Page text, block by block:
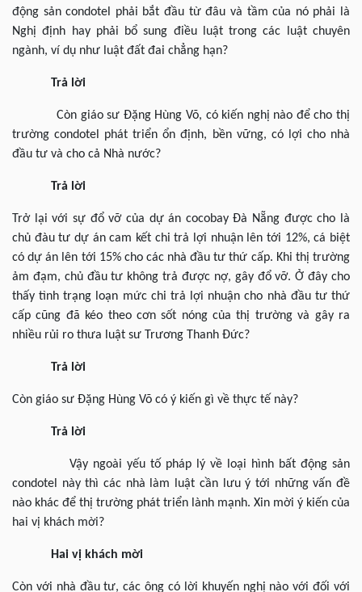
động sản condotel phải bắt đầu từ đâu và tầm của nó phải là
Nghị định hay phải bổ sung điều luật trong các luật chuyên
ngành, ví dụ như luật đất đai chẳng hạn?
Trả lời
Còn giáo sư Đặng Hùng Võ, có kiến nghị nào để cho thị
trường condotel phát triển ổn định, bền vững, có lợi cho nhà
đầu tư và cho cả Nhà nước?
Trả lời
Trở lại với sự đổ vỡ của dự án cocobay Đà Nẵng được cho là
chủ đàu tư dự án cam kết chi trả lợi nhuận lên tới 12%, cá biệt
có dự án lên tới 15% cho các nhà đầu tư thứ cấp. Khi thị trường
ảm đạm, chủ đầu tư không trả được nợ, gây đổ vỡ. Ở đây cho
thấy tình trạng loạn mức chi trả lợi nhuận cho nhà đầu tư thứ
cấp cũng đã kéo theo cơn sốt nóng của thị trường và gây ra
nhiều rủi ro thưa luật sư Trương Thanh Đức?
Trả lời
Còn giáo sư Đặng Hùng Võ có ý kiến gì về thực tế này?
Trả lời
Vậy ngoài yếu tố pháp lý về loại hình bất động sản
condotel này thì các nhà làm luật cần lưu ý tới những vấn đề
nào khác để thị trường phát triển lành mạnh. Xin mời ý kiến của
hai vị khách mời?
Hai vị khách mời
Còn với nhà đầu tư, các ông có lời khuyến nghị nào với đối với